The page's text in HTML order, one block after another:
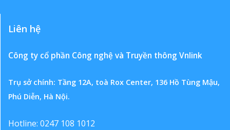
Liên hệ
Công ty cổ phần Công nghệ và Truyền thông Vnlink
Trụ sở chính: Tầng 12A, toà Rox Center, 136 Hồ Tùng Mậu,
Phú Diễn, Hà Nội.
Hotline: 0247 108 1012